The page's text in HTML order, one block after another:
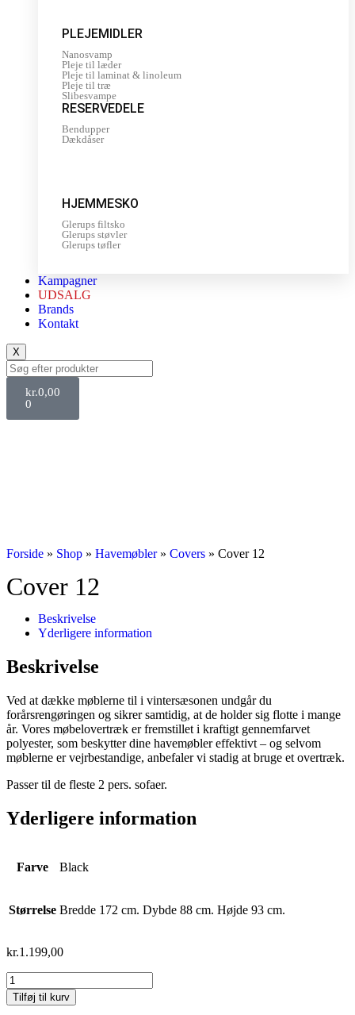
PLEJEMIDLER
Nanosvamp
Pleje til læder
Pleje til laminat & linoleum
Pleje til træ
Slibesvampe
RESERVEDELE
Bendupper
Dækdåser
HJEMMESKO
Glerups filtsko
Glerups støvler
Glerups tøfler
Kampagner
UDSALG
Brands
Kontakt
X
kr.0,00
0
Forside » Shop » Havemøbler» Covers » Cover 12
Cover 12
Beskrivelse
Yderligere information
Beskrivelse
Ved at dække møblerne til i vintersæsonen undgår du
forårsrengøringen og sikrer samtidig, at de holder sig flotte i mange
år. Vores møbelovertræk er fremstillet i kraftigt gennemfarvet
polyester, som beskytter dine havemøbler effektivt – og selvom
møblerne er vejrbestandige, anbefaler vi stadig at bruge et overtræk.
Passer til de fleste 2 pers. sofaer.
Yderligere information
Farve Black
Størrelse Bredde 172 cm. Dybde 88 cm. Højde 93 cm.
kr.1.199,00
Tilføj til kurv